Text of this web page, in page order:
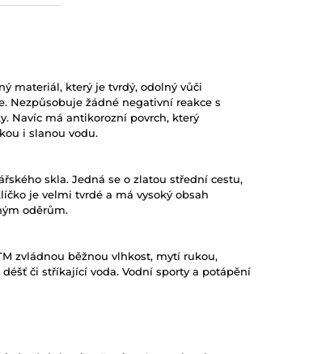
materiál, který je tvrdý, odolný vůči
Nezpůsobuje žádné negativní reakce s
Navíc má antikorozní povrch, který
i slanou vodu.
skla. Jedná se o zlatou střední cestu,
je velmi tvrdé a má vysoký obsah
oděrům.
zvládnou běžnou vlhkost, mytí rukou,
či stříkající voda. Vodní sporty a potápění